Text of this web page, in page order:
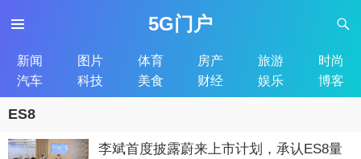
5G门户
新闻 图片 体育 房产 旅游
时尚
汽车
科技 美食 财经 娱乐 博客
ES8
李斌首度披露蔚来上市计划，承认ES8量